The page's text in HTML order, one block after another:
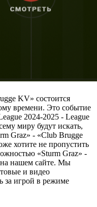
KV» состоится
времени. Это событие
2024-2025 - League
миру будут искать,
Graz» - «Club Brugge
хотите не пропустить
«Sturm Graz» -
нашем сайте. Мы
и видео
за игрой в режиме